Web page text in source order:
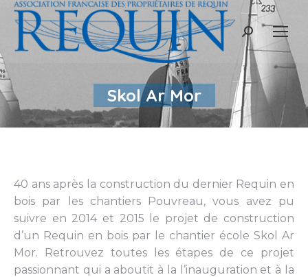
Recherche
Skol Ar Mor
40 ans après la construction du dernier Requin en
bois par les chantiers Pouvreau, vous avez pu
suivre en 2014 et 2015 le projet de construction
d’un Requin en bois par le chantier école Skol Ar
Mor. Retrouvez toutes les étapes de ce projet
passionnant qui a aboutit à la l’inauguration et à la